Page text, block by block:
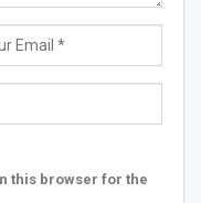
this browser for the